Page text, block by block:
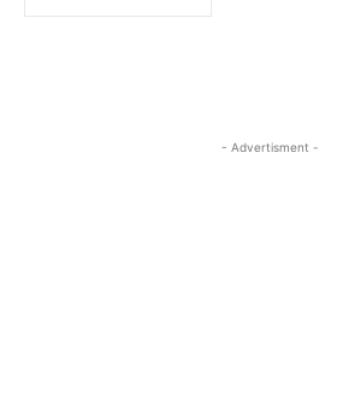
- Advertisment -